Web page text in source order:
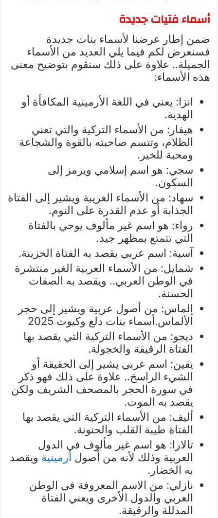
أسماء فتيات جديدة
ضمن إطار عرضنا لأسماء بنات جديدة
فسنعرض لكم فيما يلي العديد من الأسماء
الجميلة.. علاوة على ذلك سنقوم بتوضيح معنى
هذه الأسماء:
انزا: يعني في اللغة الأرمينية المكافأة أو
الهدية.
هيفار: من الأسماء التركية والتي تعني
الظلام، وتتسم صاحبته بالقوة والشجاعة
ومحبة للخير.
سجي: هو اسم إسلامي ويرمز إلى
السكون.
سهاد: من الأسماء الغريبة ويشير إلى الفتاة
الجذابة أو عدم القدرة على النوم.
رواء: هو اسم غير مألوف يوحي بالفتاة
التي تتمتع بمظهر جيد.
آسية: اسم عربي يقصد به الفتاة الحزينة.
شمايل: من الأسماء العربية الغير منتشرة
في الوطن العربي.. ويقصد به الصفات
الحسنة.
إلماس: من أصول عربية ويشير إلى حجر
الألماس.أسماء بنات دلع وكيوت 2025
ديجو: من الأسماء التركية التي يقصد بها
الفتاة الرقيقة والخجولة.
يقين: اسم عربي يشير إلى الحقيقة أو
الشيء الراسخ.. علاوة على ذلك فهو ذكر
في سورة الحجر بالمصحف الشريف ولكن
يقصد به الموت.
أليف: من الأسماء التركية التي يقصد بها
الفتاة طيبة القلب والحنونة.
تالارا: هو اسم غير مألوف في الدول
العربية وذلك لأنه من أصول أرمينية ويقصد
به الخضار.
نازلي: من الاسم المعروفة في الوطن
العربي والدول الأخرى ويعني الفتاة
المدللة والرقيقة.